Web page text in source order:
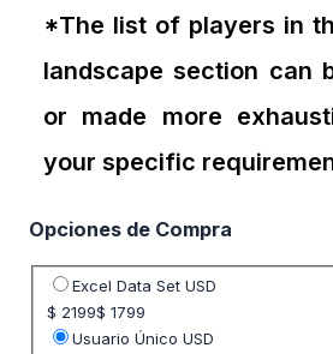
*The list of players in
landscape section can
or made more
your specific
Opciones de Compra
Seleccione opción de precio
Excel Data Set USD
$ 2199$ 1799
Usuario Único USD